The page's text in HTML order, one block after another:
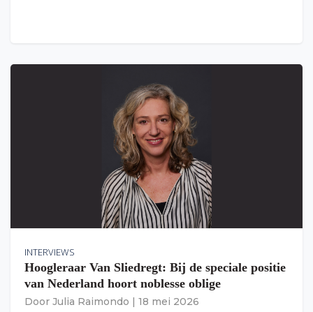
INTERVIEWS
Hoogleraar Van Sliedregt: Bij de speciale positie
van Nederland hoort noblesse oblige
Door Julia Raimondo 18 mei 2026